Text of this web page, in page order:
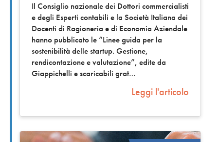
Il Consiglio nazionale dei Dottori commercialisti
e degli Esperti contabili e la Società Italiana dei
Docenti di Ragioneria e di Economia Aziendale
hanno pubblicato le “Linee guida per la
sostenibilità delle startup. Gestione,
rendicontazione e valutazione”, edite da
Giappichelli e scaricabili grat
Leggi l'articolo